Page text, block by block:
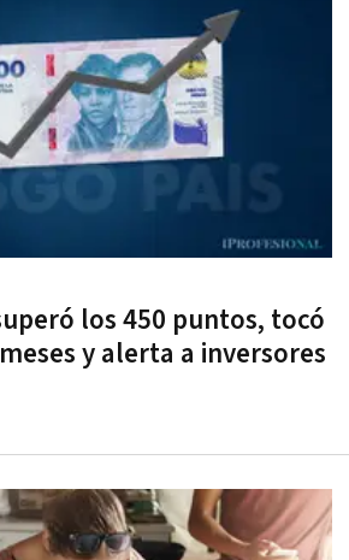
los 450 puntos, tocó
y alerta a inversores